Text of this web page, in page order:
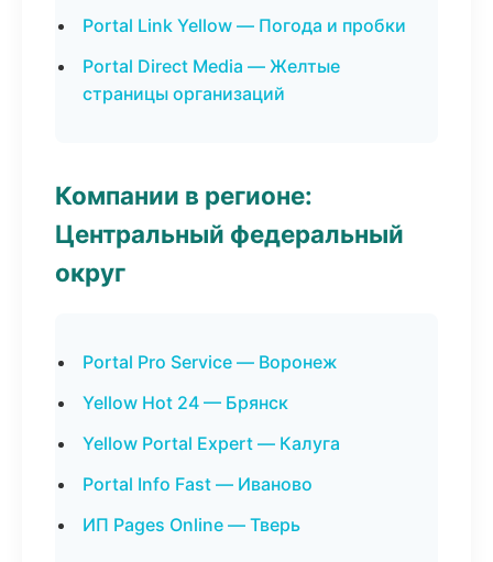
Portal Link Yellow — Погода и пробки
Portal Direct Media — Желтые
страницы организаций
Компании в регионе:
Центральный федеральный
округ
Portal Pro Service — Воронеж
Yellow Hot 24 — Брянск
Yellow Portal Expert — Калуга
Portal Info Fast — Иваново
ИП Pages Online — Тверь